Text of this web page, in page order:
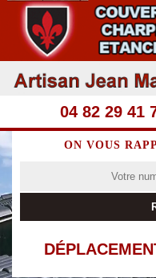
04 82 29 41
ON VOUS